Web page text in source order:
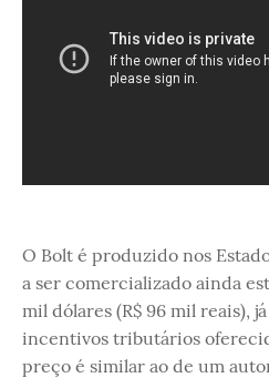
O Bolt é produzido nos
a ser comercializado ainda
mil dólares (R$ 96 mil reais),
incentivos tributários
preço é similar ao de um